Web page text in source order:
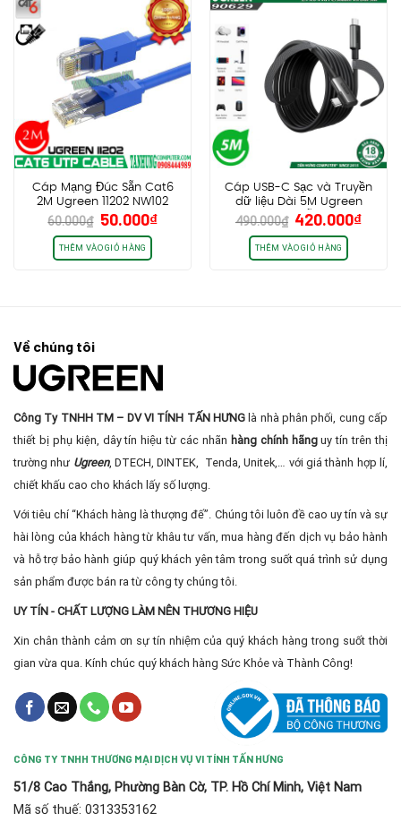
Cáp Mạng Đúc Sẵn Cat6
2M Ugreen 11202 NW102
60.000₫ Giá
gốc
là:
60.000₫.
50.000₫Giá
THÊM VÀO GIỎ HÀNG
Cáp USB-C Sạc và Truyền
dữ liệu Dài 5M Ugreen
90629 US551, Hỗ trợ VR Link
cho Oculus Quest 2/Pico 4
và PC/Steam VR
490.000₫ Giá
gốc
là:
490.000₫.
420.000₫Giá
THÊM VÀO GIỎ HÀNG
Về chúng tôi
Công Ty TNHH TM – DV VI TÍNH TẤN HƯNG là nhà phân phối, cung cấp
thiết bị phụ kiện, dây tín hiệu từ các nhãn hàng chính hãnguy tín trên thị
trường như Ugreen, DTECH, DINTEK, Tenda, Unitek,… với giá thành hợp lí,
chiết khấu cao cho khách lấy số lượng.
Với tiêu chí “Khách hàng là thượng đế”. Chúng tôi luôn đề cao uy tín và sự
hài lòng của khách hàng từ khâu tư vấn, mua hàng đến dịch vụ bảo hành
và hỗ trợ bảo hành giúp quý khách yên tâm trong suốt quá trình sử dụng
sản phẩm được bán ra từ công ty chúng tôi.
UY TÍN - CHẤT LƯỢNG LÀM NÊN THƯƠNG HIỆU
Xin chân thành cảm ơn sự tín nhiệm của quý khách hàng trong suốt thời
gian vừa qua. Kính chúc quý khách hàng Sức Khỏe và Thành Công!
CÔNG TY TNHH THƯƠNG MẠI DỊCH VỤ VI TÍNH TẤN HƯNG
51/8 Cao Thắng, Phường Bàn Cờ, TP. Hồ Chí Minh, Việt Nam
Mã số thuế: 0313353162